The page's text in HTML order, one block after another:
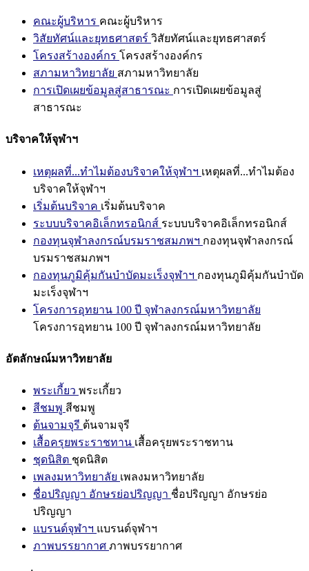
คณะผู้บริหาร คณะผู้บริหาร
วิสัยทัศน์และยุทธศาสตร์ วิสัยทัศน์และยุทธศาสตร์
โครงสร้างองค์กร โครงสร้างองค์กร
สภามหาวิทยาลัย สภามหาวิทยาลัย
การเปิดเผยข้อมูลสู่สาธารณะ การเปิดเผยข้อมูลสู่
สาธารณะ
บริจาคให้จุฬาฯ
เหตุผลที่...ทำไมต้องบริจาคให้จุฬาฯ เหตุผลที่...ทำไมต้อง
บริจาคให้จุฬาฯ
เริ่มต้นบริจาค เริ่มต้นบริจาค
ระบบบริจาคอิเล็กทรอนิกส์ ระบบบริจาคอิเล็กทรอนิกส์
กองทุนจุฬาลงกรณ์บรมราชสมภพฯ กองทุนจุฬาลงกรณ์
บรมราชสมภพฯ
กองทุนภูมิคุ้มกันบำบัดมะเร็งจุฬาฯ กองทุนภูมิคุ้มกันบำบัด
มะเร็งจุฬาฯ
โครงการอุทยาน 100 ปี จุฬาลงกรณ์มหาวิทยาลัย
โครงการอุทยาน 100 ปี จุฬาลงกรณ์มหาวิทยาลัย
อัตลักษณ์มหาวิทยาลัย
พระเกี้ยว พระเกี้ยว
สีชมพู สีชมพู
ต้นจามจุรี ต้นจามจุรี
เสื้อครุยพระราชทาน เสื้อครุยพระราชทาน
ชุดนิสิต ชุดนิสิต
เพลงมหาวิทยาลัย เพลงมหาวิทยาลัย
ชื่อปริญญา อักษรย่อปริญญา ชื่อปริญญา อักษรย่อ
ปริญญา
แบรนด์จุฬาฯ แบรนด์จุฬาฯ
ภาพบรรยากาศ ภาพบรรยากาศ